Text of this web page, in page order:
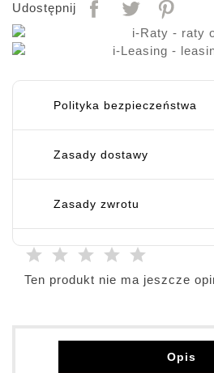
Udostępnij
Polityka bezpieczeństwa
Zasady dostawy
Zasady zwrotu
Ten produkt nie ma jeszcze
Opis